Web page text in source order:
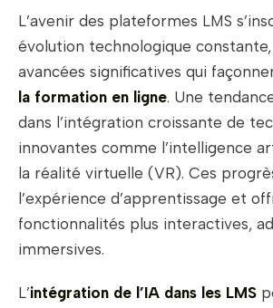
L’avenir des plateformes LMS
évolution technologique
avancées significatives qui
la formation en ligne. Une
dans l’intégration croissante de
innovantes comme l’intelligence
la réalité virtuelle (VR). Ces
l’expérience d’apprentissage et
fonctionnalités plus interactives,
immersives.
L’intégration de l’IA dans les LMS